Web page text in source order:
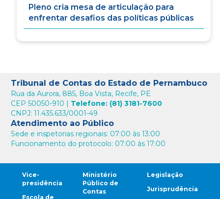
Pleno cria mesa de articulação para
enfrentar desafios das políticas públicas
Tribunal de Contas do Estado de Pernambuco
Rua da Aurora, 885, Boa Vista, Recife, PE
CEP 50050-910 | Telefone: (81) 3181-7600
CNPJ: 11.435.633/0001-49
Atendimento ao Público
Sede e inspetorias regionais: 07:00 às 13:00
Funcionamento do protocolo: 07:00 às 17:00
Vice-
presidência
Escola de
Ministério
Público de
Contas
Legislação
Jurisprudência